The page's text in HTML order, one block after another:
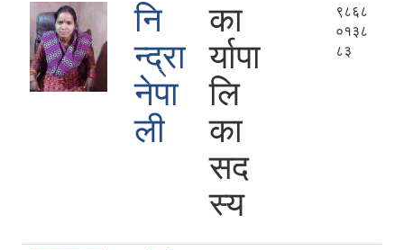
नि
न्द्रा
नेपा
ली
का
र्यापा
लि
का
सद
स्य
९८६८
०१३८
८३